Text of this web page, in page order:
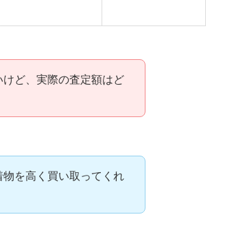
ど、実際の査定額はど
を高く買い取ってくれ